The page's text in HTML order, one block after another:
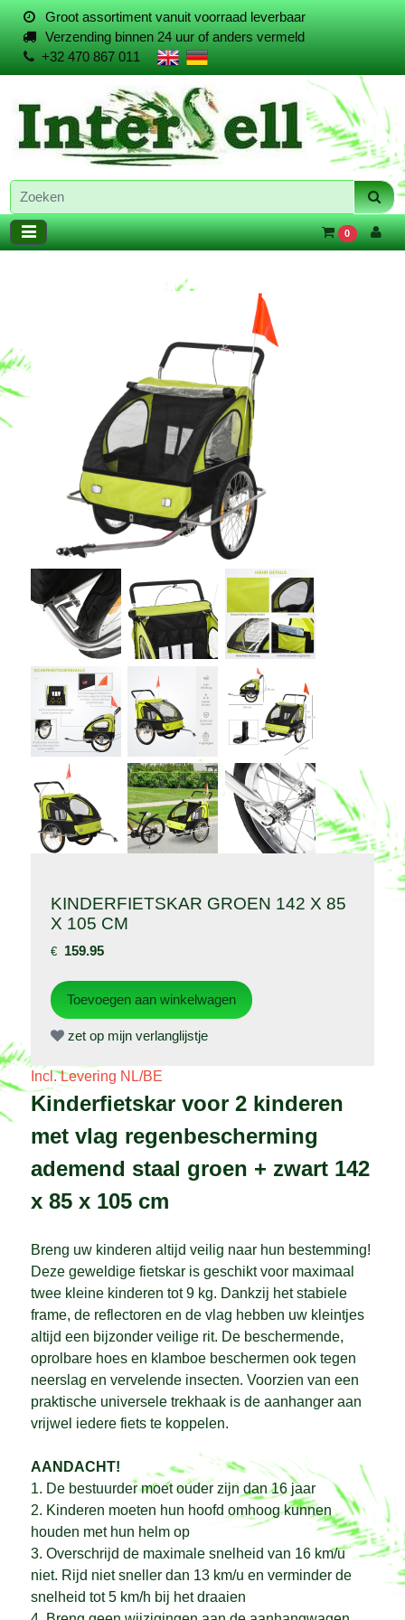
Groot assortiment vanuit voorraad leverbaar
Verzending binnen 24 uur of anders vermeld
+32 470 867 011
0
KINDERFIETSKAR GROEN 142 X 85
X 105 CM
€ 159.95
zet op mijn verlanglijstje
Incl. Levering NL/BE
Kinderfietskar voor 2 kinderen
met vlag regenbescherming
ademend staal groen + zwart 142
x 85 x 105 cm
Breng uw kinderen altijd veilig naar hun bestemming!
Deze geweldige fietskar is geschikt voor maximaal
twee kleine kinderen tot 9 kg. Dankzij het stabiele
frame, de reflectoren en de vlag hebben uw kleintjes
altijd een bijzonder veilige rit. De beschermende,
oprolbare hoes en klamboe beschermen ook tegen
neerslag en vervelende insecten. Voorzien van een
praktische universele trekhaak is de aanhanger aan
vrijwel iedere fiets te koppelen.
AANDACHT!
1. De bestuurder moet ouder zijn dan 16 jaar
2. Kinderen moeten hun hoofd omhoog kunnen
houden met hun helm op
3. Overschrijd de maximale snelheid van 16 km/u
niet. Rijd niet sneller dan 13 km/u en verminder de
snelheid tot 5 km/h bij het draaien